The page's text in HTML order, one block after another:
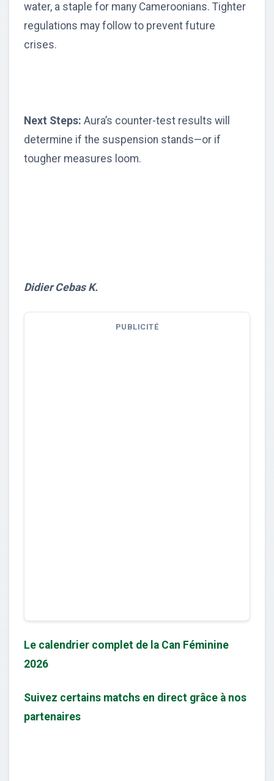
water, a staple for many Cameroonians. Tighter
regulations may follow to prevent future
crises.
Next Steps: Aura’s counter-test results will
determine if the suspension stands—or if
tougher measures loom.
Didier Cebas K.
PUBLICITÉ
Le calendrier complet de la Can Féminine
2026
Suivez certains matchs en direct grâce à nos
partenaires